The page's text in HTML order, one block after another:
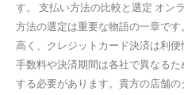
す。 支払い方法の比較と選定 オン
方法の選定は重要な物語の一章で
高く、クレジットカード決済は利便
手数料や決済期間は各社で異なる
する必要があります。貴方の店舗